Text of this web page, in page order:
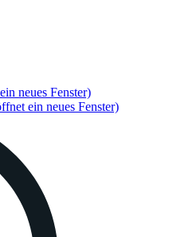
neues Fenster)
ein neues Fenster)